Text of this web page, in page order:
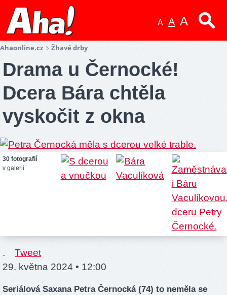
A A A
Ahaonline.cz Žhavé drby
Drama u Černocké!
Dcera Bára chtěla
vyskočit z okna
30 fotografií
v galerii
.
Tweet
29. května 2024 • 12:00
Seriálová Saxana Petra Černocká (74) to neměla se